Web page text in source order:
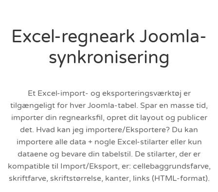
Excel-regneark Joomla-
synkronisering
Et Excel-import- og eksporteringsværktøj er
tilgængeligt for hver Joomla-tabel. Spar en masse tid,
importer din regnearksfil, opret dit layout og publicer
det. Hvad kan jeg importere/Eksportere? Du kan
importere alle data + nogle Excel-stilarter eller kun
dataene og bevare din tabelstil. De stilarter, der er
kompatible til Import/Eksport, er: cellebaggrundsfarve,
skriftfarve, skriftstørrelse, kanter, links (HTML-format).